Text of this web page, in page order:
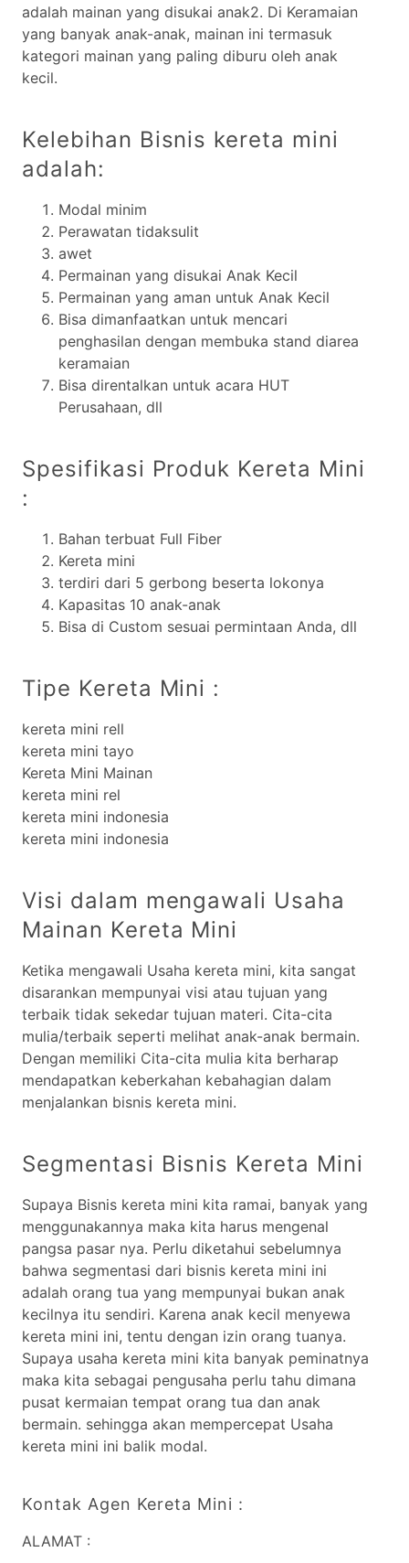
adalah mainan yang disukai anak2. Di Keramaian
yang banyak anak-anak, mainan ini termasuk
kategori mainan yang paling diburu oleh anak
kecil.
Kelebihan Bisnis kereta mini
adalah:
Modal minim
Perawatan tidaksulit
awet
Permainan yang disukai Anak Kecil
Permainan yang aman untuk Anak Kecil
Bisa dimanfaatkan untuk mencari
penghasilan dengan membuka stand diarea
keramaian
Bisa direntalkan untuk acara HUT
Perusahaan, dll
Spesifikasi Produk Kereta Mini
:
Bahan terbuat Full Fiber
Kereta mini
terdiri dari 5 gerbong beserta lokonya
Kapasitas 10 anak-anak
Bisa di Custom sesuai permintaan Anda, dll
Tipe Kereta Mini :
kereta mini rell
kereta mini tayo
Kereta Mini Mainan
kereta mini rel
kereta mini indonesia
kereta mini indonesia
Visi dalam mengawali Usaha
Mainan Kereta Mini
Ketika mengawali Usaha kereta mini, kita sangat
disarankan mempunyai visi atau tujuan yang
terbaik tidak sekedar tujuan materi. Cita-cita
mulia/terbaik seperti melihat anak-anak bermain.
Dengan memiliki Cita-cita mulia kita berharap
mendapatkan keberkahan kebahagian dalam
menjalankan bisnis kereta mini.
Segmentasi Bisnis Kereta Mini
Supaya Bisnis kereta mini kita ramai, banyak yang
menggunakannya maka kita harus mengenal
pangsa pasar nya. Perlu diketahui sebelumnya
bahwa segmentasi dari bisnis kereta mini ini
adalah orang tua yang mempunyai bukan anak
kecilnya itu sendiri. Karena anak kecil menyewa
kereta mini ini, tentu dengan izin orang tuanya.
Supaya usaha kereta mini kita banyak peminatnya
maka kita sebagai pengusaha perlu tahu dimana
pusat kermaian tempat orang tua dan anak
bermain. sehingga akan mempercepat Usaha
kereta mini ini balik modal.
Kontak Agen Kereta Mini :
ALAMAT :